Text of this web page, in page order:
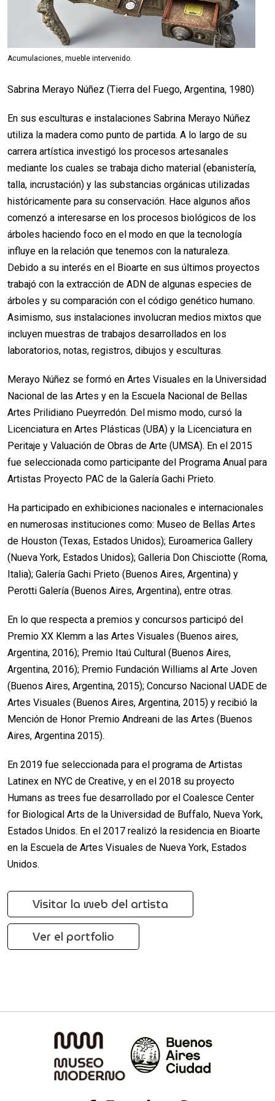
Acumulaciones, mueble intervenido.
Sabrina Merayo Núñez (Tierra del Fuego, Argentina, 1980)
En sus esculturas e instalaciones Sabrina Merayo Núñez
utiliza la madera como punto de partida. A lo largo de su
carrera artística investigó los procesos artesanales
mediante los cuales se trabaja dicho material (ebanistería,
talla, incrustación) y las substancias orgánicas utilizadas
históricamente para su conservación. Hace algunos años
comenzó a interesarse en los procesos biológicos de los
árboles haciendo foco en el modo en que la tecnología
influye en la relación que tenemos con la naturaleza.
Debido a su interés en el Bioarte en sus últimos proyectos
trabajó con la extracción de ADN de algunas especies de
árboles y su comparación con el código genético humano.
Asimismo, sus instalaciones involucran medios mixtos que
incluyen muestras de trabajos desarrollados en los
laboratorios, notas, registros, dibujos y esculturas.
Merayo Núñez se formó en Artes Visuales en la Universidad
Nacional de las Artes y en la Escuela Nacional de Bellas
Artes Prilidiano Pueyrredón. Del mismo modo, cursó la
Licenciatura en Artes Plásticas (UBA) y la Licenciatura en
Peritaje y Valuación de Obras de Arte (UMSA). En el 2015
fue seleccionada como participante del Programa Anual para
Artistas Proyecto PAC de la Galería Gachi Prieto.
Ha participado en exhibiciones nacionales e internacionales
en numerosas instituciones como: Museo de Bellas Artes
de Houston (Texas, Estados Unidos); Euroamerica Gallery
(Nueva York, Estados Unidos); Galleria Don Chisciotte (Roma,
Italia); Galería Gachi Prieto (Buenos Aires, Argentina) y
Perotti Galería (Buenos Aires, Argentina), entre otras.
En lo que respecta a premios y concursos participó del
Premio XX Klemm a las Artes Visuales (Buenos aires,
Argentina, 2016); Premio Itaú Cultural (Buenos Aires,
Argentina, 2016); Premio Fundación Williams al Arte Joven
(Buenos Aires, Argentina, 2015); Concurso Nacional UADE de
Artes Visuales (Buenos Aires, Argentina, 2015) y recibió la
Mención de Honor Premio Andreani de las Artes (Buenos
Aires, Argentina 2015).
En 2019 fue seleccionada para el programa de Artistas
Latinex en NYC de Creative, y en el 2018 su proyecto
Humans as trees fue desarrollado por el Coalesce Center
for Biological Arts de la Universidad de Buffalo, Nueva York,
Estados Unidos. En el 2017 realizó la residencia en Bioarte
en la Escuela de Artes Visuales de Nueva York, Estados
Unidos.
Visitar la web del artista
Ver el portfolio